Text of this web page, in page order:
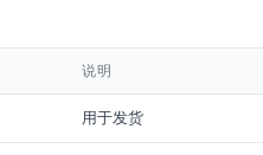
说明
用于发货